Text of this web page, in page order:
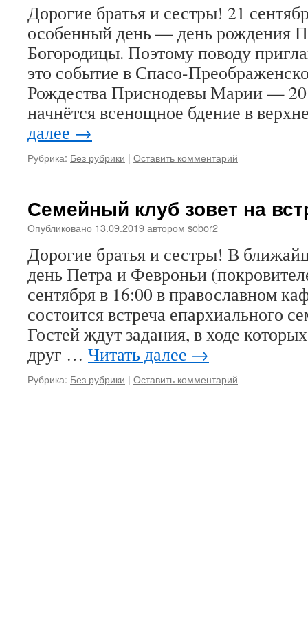
Дорогие братья и сестры! 21
особенный день — день рождения
Богородицы. Поэтому поводу
это событие в Спасо-
Рождества Приснодевы Марии — 20
начнётся всенощное бдение в
далее →
Рубрика: Без рубрики | Оставить комментарий
Семейный клуб зовет на
Опубликовано 13.09.2019автором sobor2
Дорогие братья и сестры! В
день Петра и Февроньи
сентября в 16:00 в православном
состоится встреча епархиального
Гостей ждут задания, в ходе
друг … Читать далее →
Рубрика: Без рубрики | Оставить комментарий